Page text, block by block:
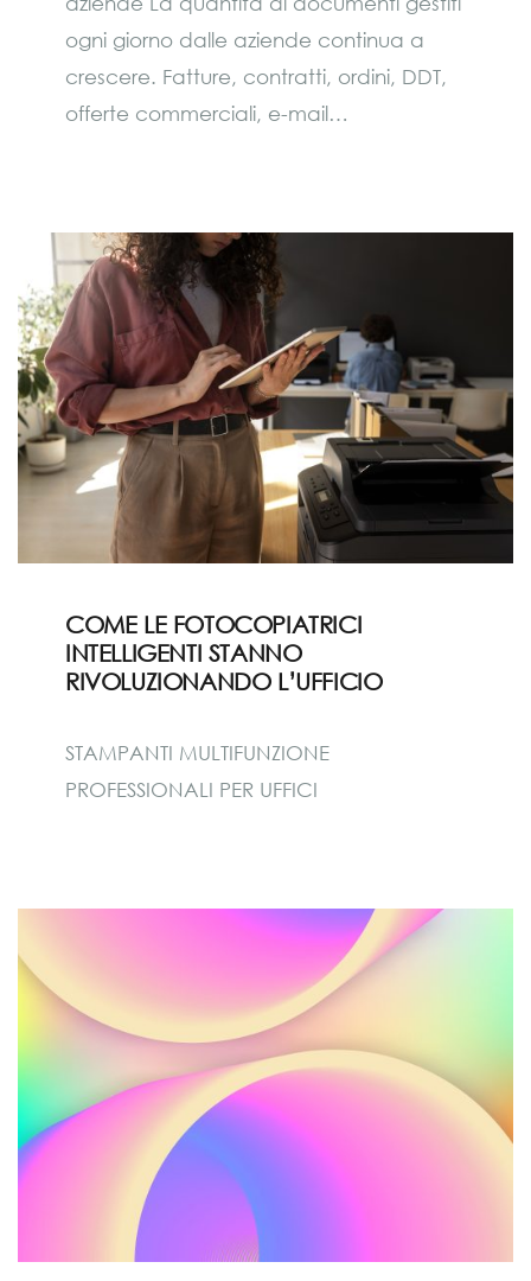
ogni giorno dalle aziende continua a
crescere. Fatture, contratti, ordini, DDT,
offerte commerciali, e-mail…
COME LE FOTOCOPIATRICI
INTELLIGENTI STANNO
RIVOLUZIONANDO L’UFFICIO
STAMPANTI MULTIFUNZIONE
PROFESSIONALI PER UFFICI